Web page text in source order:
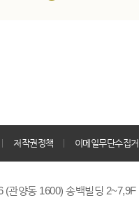
저작권정책 이메일무단수집
(관양동 1600) 송백빌딩